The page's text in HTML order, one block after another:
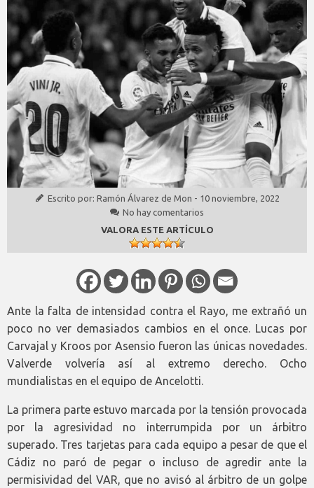
Escrito por: Ramón Álvarez de Mon - 10 noviembre, 2022
No hay comentarios
VALORA ESTE ARTÍCULO
Ante la falta de intensidad contra el Rayo, me extrañó un
poco no ver demasiados cambios en el once. Lucas por
Carvajal y Kroos por Asensio fueron las únicas novedades.
Valverde volvería así al extremo derecho. Ocho
mundialistas en el equipo de Ancelotti.
La primera parte estuvo marcada por la tensión provocada
por la agresividad no interrumpida por un árbitro
superado. Tres tarjetas para cada equipo a pesar de que el
Cádiz no paró de pegar o incluso de agredir ante la
permisividad del VAR, que no avisó al árbitro de un golpe